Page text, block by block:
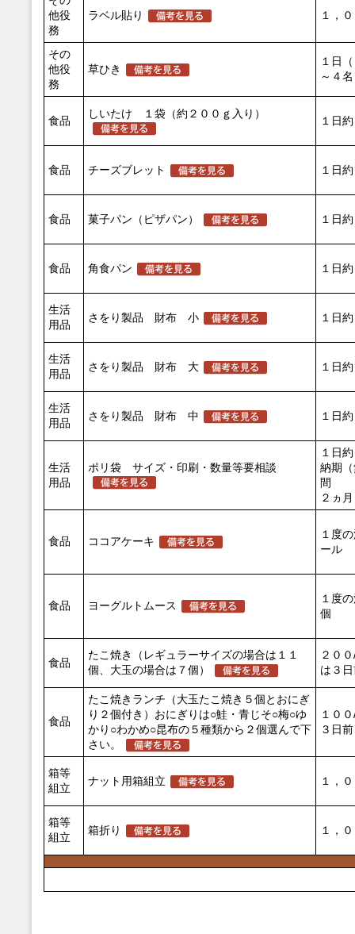
他役
務
ラベル貼り １，
その
他役
務
草ひき
１日
～４名
食品
しいたけ １袋（約２００ｇ入り）
１日
食品 チーズブレット １日
食品 菓子パン（ピザパン） １日
食品 角食パン １日
生活
用品
さをり製品 財布 小 １日
生活
用品
さをり製品 財布 大 １日
生活
用品
さをり製品 財布 中 １日
生活
用品
ポリ袋 サイズ・印刷・数量等要相談
１日
納期
間
２ヵ月
食品 ココアケーキ
１度
ール
食品 ヨーグルトムース
１度
個
食品
たこ焼き（レギュラーサイズの場合は１１
個、大玉の場合は７個）
２０
は３
食品
たこ焼きランチ（大玉たこ焼き５個とおにぎ
り２個付き）おにぎりは○鮭・青じそ○梅○ゆ
かり○わかめ○昆布の５種類から２個選んで下
さい。
１０
３日
箱等
組立
ナット用箱組立 １，
箱等
組立
箱折り １，